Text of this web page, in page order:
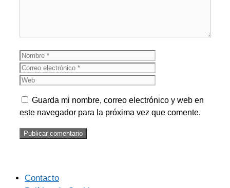
Nombre
Guarda mi nombre, correo electrónico y web en
este navegador para la próxima vez que comente.
Contacto